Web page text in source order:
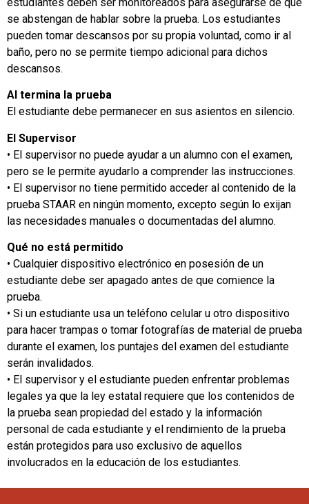
se abstengan de hablar sobre la prueba. Los estudiantes
pueden tomar descansos por su propia voluntad, como ir al
baño, pero no se permite tiempo adicional para dichos
descansos.
Al termina la prueba
El estudiante debe permanecer en sus asientos en silencio.
El Supervisor
• El supervisor no puede ayudar a un alumno con el examen,
pero se le permite ayudarlo a comprender las instrucciones.
• El supervisor no tiene permitido acceder al contenido de la
prueba STAAR en ningún momento, excepto según lo exijan
las necesidades manuales o documentadas del alumno.
Qué no está permitido
• Cualquier dispositivo electrónico en posesión de un
estudiante debe ser apagado antes de que comience la
prueba.
• Si un estudiante usa un teléfono celular u otro dispositivo
para hacer trampas o tomar fotografías de material de prueba
durante el examen, los puntajes del examen del estudiante
serán invalidados.
• El supervisor y el estudiante pueden enfrentar problemas
legales ya que la ley estatal requiere que los contenidos de
la prueba sean propiedad del estado y la información
personal de cada estudiante y el rendimiento de la prueba
están protegidos para uso exclusivo de aquellos
involucrados en la educación de los estudiantes.